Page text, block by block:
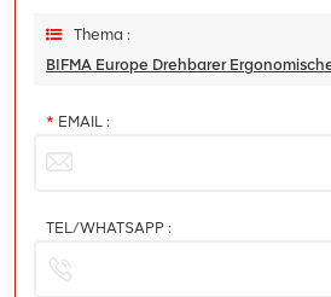
Thema :
* EMAIL :
TEL/WHATSAPP :